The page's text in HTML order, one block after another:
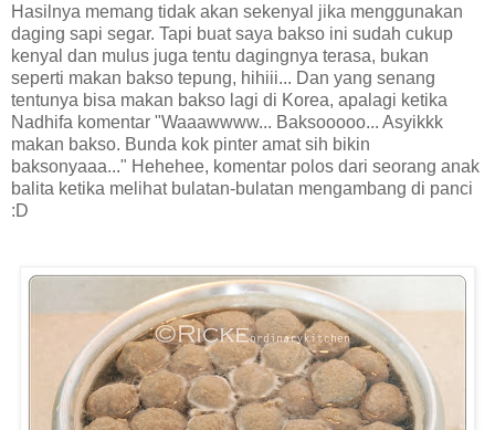
Hasilnya memang tidak akan sekenyal jika menggunakan
daging sapi segar. Tapi buat saya bakso ini sudah cukup
kenyal dan mulus juga tentu dagingnya terasa, bukan
seperti makan bakso tepung, hihiii... Dan yang senang
tentunya bisa makan bakso lagi di Korea, apalagi ketika
Nadhifa komentar "Waaawwww... Baksooooo... Asyikkk
makan bakso. Bunda kok pinter amat sih bikin
baksonyaaa..." Hehehee, komentar polos dari seorang anak
balita ketika melihat bulatan-bulatan mengambang di panci
:D